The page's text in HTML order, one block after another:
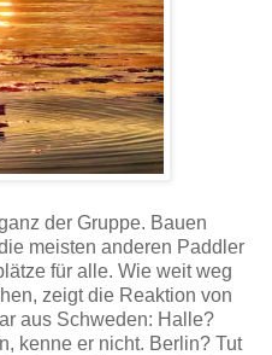
der Gruppe. Bauen
meisten anderen Paddler
für alle. Wie weit weg
zeigt die Reaktion von
aus Schweden: Halle?
kenne er nicht. Berlin? Tut